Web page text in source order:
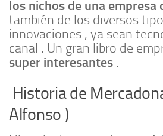
los nichos de una empresa
también de los diversos
innovaciones , ya sean
canal . Un gran libro de
super interesantes .
Historia de
Alfonso )